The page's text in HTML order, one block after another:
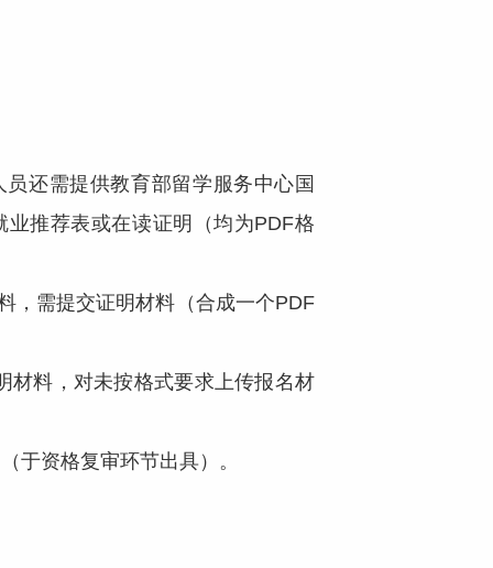
还需提供教育部留学服务中心国
推荐表或在读证明（均为PDF格
需提交证明材料（合成一个PDF
料，对未按格式要求上传报名材
资格复审环节出具）。